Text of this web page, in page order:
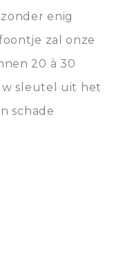
enig
zal onze
20 à 30
sleutel uit het
schade